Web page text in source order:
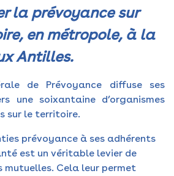
la prévoyance sur
en métropole, à la
Antilles.
de Prévoyance diffuse ses
une soixantaine d’organismes
sur le territoire.
prévoyance à ses adhérents
est un véritable levier de
Cela leur permet